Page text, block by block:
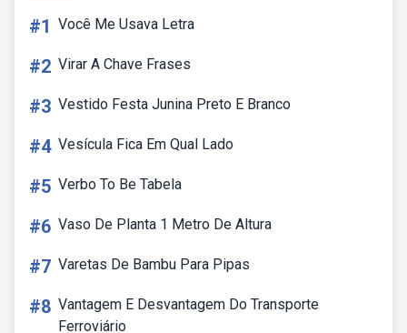
#1 Você Me Usava Letra
#2 Virar A Chave Frases
#3 Vestido Festa Junina Preto E Branco
#4 Vesícula Fica Em Qual Lado
#5 Verbo To Be Tabela
#6 Vaso De Planta 1 Metro De Altura
#7 Varetas De Bambu Para Pipas
#8 Vantagem E Desvantagem Do Transporte
Ferroviário